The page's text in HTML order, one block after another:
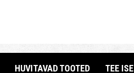
HUVITAVAD TOOTED TEE ISE